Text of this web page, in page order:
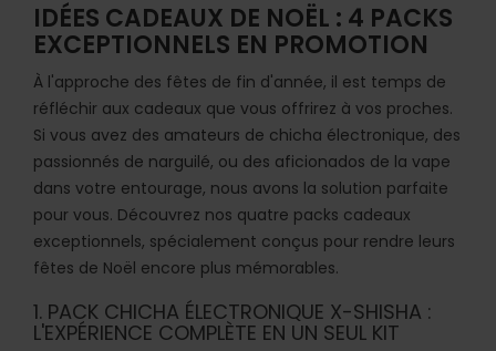
IDÉES CADEAUX DE NOËL : 4 PACKS
EXCEPTIONNELS EN PROMOTION
À l'approche des fêtes de fin d'année, il est temps de
réfléchir aux cadeaux que vous offrirez à vos proches.
Si vous avez des amateurs de chicha électronique, des
passionnés de narguilé, ou des aficionados de la vape
dans votre entourage, nous avons la solution parfaite
pour vous. Découvrez nos quatre packs cadeaux
exceptionnels, spécialement conçus pour rendre leurs
fêtes de Noël encore plus mémorables.
1. PACK CHICHA ÉLECTRONIQUE X-SHISHA :
L'EXPÉRIENCE COMPLÈTE EN UN SEUL KIT